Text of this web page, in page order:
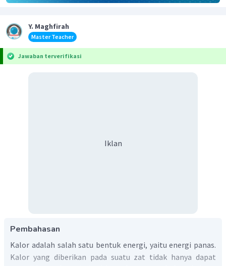
Y. Maghfirah
Master Teacher
Jawaban terverifikasi
Iklan
Pembahasan
Kalor adalah salah satu bentuk energi, yaitu energi panas.
Kalor yang diberikan pada suatu zat tidak hanya dapat